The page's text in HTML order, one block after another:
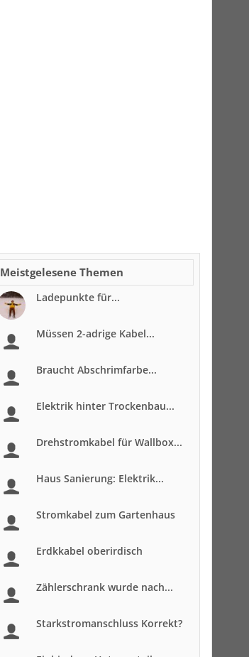
Meistgelesene Themen
Ladepunkte für...
Müssen 2-adrige Kabel...
Braucht Abschrimfarbe...
Elektrik hinter Trockenbau...
Drehstromkabel für Wallbox...
Haus Sanierung: Elektrik...
Stromkabel zum Gartenhaus
Erdkkabel oberirdisch
Zählerschrank wurde nach...
Starkstromanschluss Korrekt?